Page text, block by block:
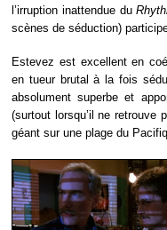
l’irruption inattendue du
scènes de séduction)
Estevez est excellent en
en tueur brutal à la fois
absolument superbe et
(surtout lorsqu’il ne retrouve
géant sur une plage du